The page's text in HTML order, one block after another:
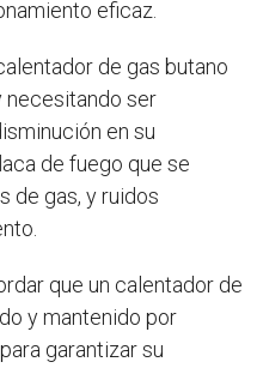
eficaz.
de gas butano
necesitando ser
en su
de fuego que se
de gas, y ruidos
que un calentador de
y mantenido por
garantizar su